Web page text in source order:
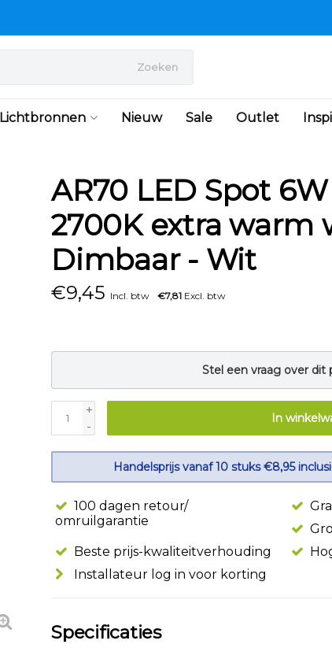
Zoeken
Lichtbronnen Nieuw Sale Outlet
AR70 LED Spot 6W
2700K extra warm
Dimbaar - Wit
€9,45 Incl. btw €7,81 Excl. btw
Stel een vraag over dit
+
-
In
Handelsprijs vanaf 10 stuks €8,95
100 dagen retour/
omruilgarantie
Beste prijs-kwaliteitverhouding
Installateur log in voor korting
Specificaties